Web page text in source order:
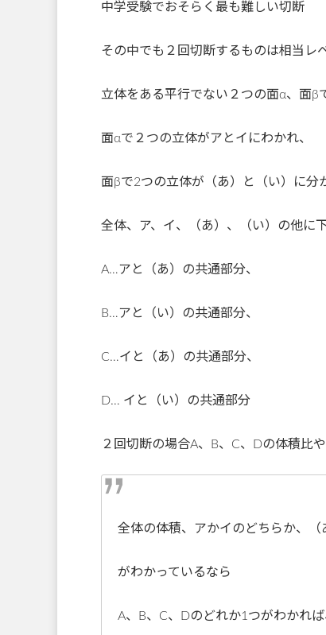
中学受験でおそらく最も難しい切断
その中でも２回切断するものは相当レ
立体をある平行でない２つの面α、面β
面αで２つの立体がアとイにわかれ、
面βで2つの立体が（あ）と（い）に分
全体、ア、イ、（あ）、（い）の他に
A…アと（あ）の共通部分、
B…アと（い）の共通部分、
C…イと（あ）の共通部分、
D… イと（い）の共通部分
２回切断の場合A、B、C、Dの体積比
全体の体積、アかイのどちらか、
がわかっているなら
A、B、C、Dのどれか1つがわかれ